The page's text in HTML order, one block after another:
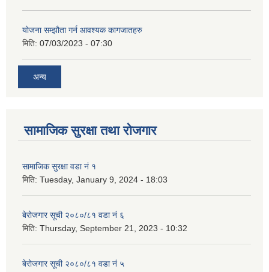
योजना सम्झौता गर्न आवश्यक कागजातहरु
मिति: 07/03/2023 - 07:30
अन्य
सामाजिक सुरक्षा तथा रोजगार
सामाजिक सुरक्षा वडा नं १
मिति: Tuesday, January 9, 2024 - 18:03
बेरोजगार सूची २०८०/८१ वडा नं ६
मिति: Thursday, September 21, 2023 - 10:32
बेरोजगार सूची २०८०/८१ वडा नं ५